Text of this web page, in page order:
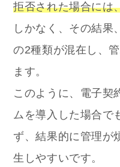
拒否された場合には
しかなく、その結果
の2種類が混在し、
ます。
このように、電子契
ムを導入した場合で
ず、結果的に管理が
生しやすいです。